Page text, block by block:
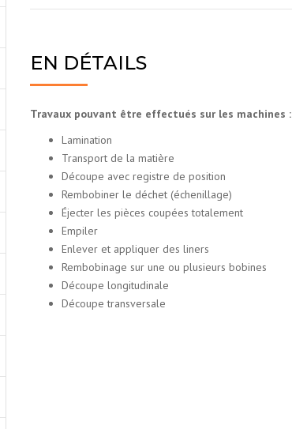
EN DÉTAILS
Travaux pouvant être effectués sur les machines :
Lamination
Transport de la matière
Découpe avec registre de position
Rembobiner le déchet (échenillage)
Éjecter les pièces coupées totalement
Empiler
Enlever et appliquer des liners
Rembobinage sur une ou plusieurs bobines
Découpe longitudinale
Découpe transversale